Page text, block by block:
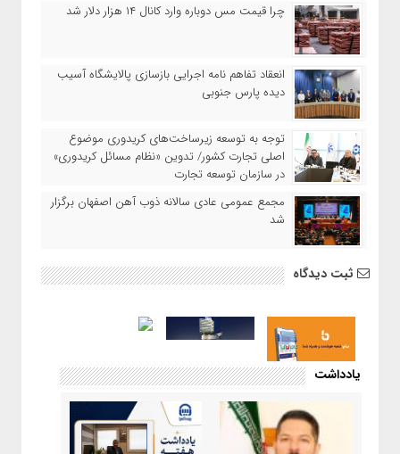
چرا قیمت مس دوباره وارد کانال ۱۴ هزار دلار شد
انعقاد تفاهم نامه اجرایی بازسازی پالایشگاه آسیب
دیده پارس جنوبی
توجه به توسعه زیرساخت‌های کریدوری موضوع
اصلی تجارت کشور/ تدوین «نظام مسائل کریدوری»
در سازمان توسعه تجارت
مجمع عمومی عادی سالانه ذوب آهن اصفهان برگزار
شد
ثبت دیدگاه
یادداشت